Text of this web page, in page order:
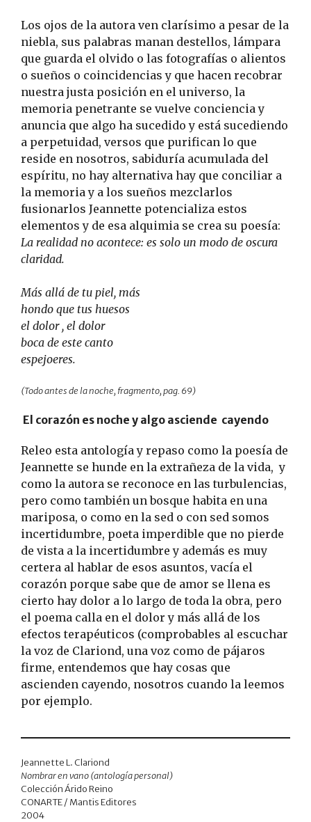
Los ojos de la autora ven clarísimo a pesar de la
niebla, sus palabras manan destellos, lámpara
que guarda el olvido o las fotografías o alientos
o sueños o coincidencias y que hacen recobrar
nuestra justa posición en el universo, la
memoria penetrante se vuelve conciencia y
anuncia que algo ha sucedido y está sucediendo
a perpetuidad, versos que purifican lo que
reside en nosotros, sabiduría acumulada del
espíritu, no hay alternativa hay que conciliar a
la memoria y a los sueños mezclarlos
fusionarlos Jeannette potencializa estos
elementos y de esa alquimia se crea su poesía:
La realidad no acontece: es solo un modo de oscura
claridad.
Más allá de tu piel, más
hondo que tus huesos
el dolor , el dolor
boca de este canto
espejoeres.
(Todo antes de la noche, fragmento, pag. 69)
El corazón es noche y algo asciende cayendo
Releo esta antología y repaso como la poesía de
Jeannette se hunde en la extrañeza de la vida, y
como la autora se reconoce en las turbulencias,
pero como también un bosque habita en una
mariposa, o como en la sed o con sed somos
incertidumbre, poeta imperdible que no pierde
de vista a la incertidumbre y además es muy
certera al hablar de esos asuntos, vacía el
corazón porque sabe que de amor se llena es
cierto hay dolor a lo largo de toda la obra, pero
el poema calla en el dolor y más allá de los
efectos terapéuticos (comprobables al escuchar
la voz de Clariond, una voz como de pájaros
firme, entendemos que hay cosas que
ascienden cayendo, nosotros cuando la leemos
por ejemplo.
Jeannette L. Clariond
Nombrar en vano (antología personal)
Colección Árido Reino
CONARTE / Mantis Editores
2004